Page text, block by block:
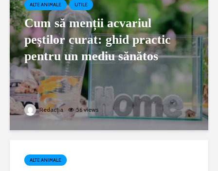
ALTE ANIMALE UTILE
Cum să menții acvariul
peștilor curat: ghid practic
pentru un mediu sănătos
Redacția 56 views
ALTE ANIMALE